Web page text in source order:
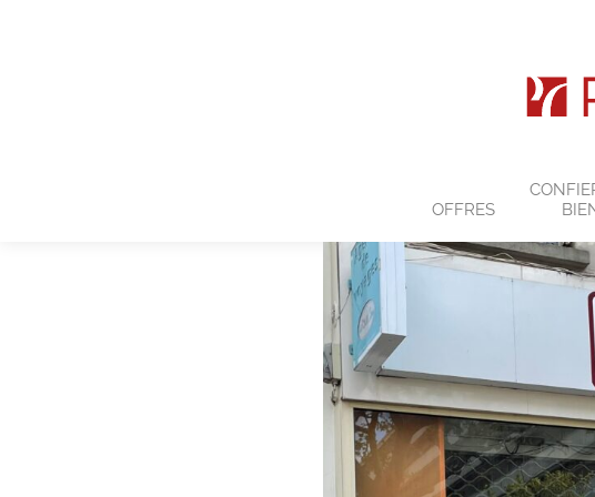
OFFRES